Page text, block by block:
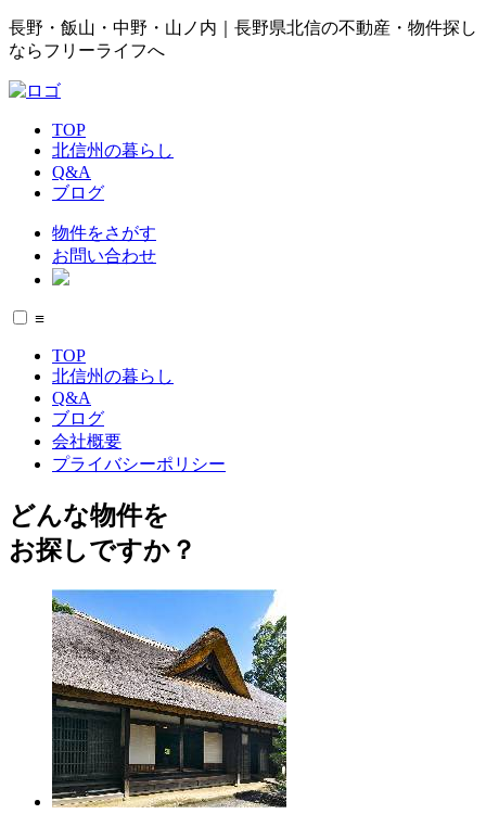
長野・飯山・中野・山ノ内｜長野県北信の不動産・物件探し
ならフリーライフへ
TOP
北信州の暮らし
Q&A
ブログ
物件をさがす
お問い合わせ
≡
TOP
北信州の暮らし
Q&A
ブログ
会社概要
プライバシーポリシー
どんな物件を
お探しですか？